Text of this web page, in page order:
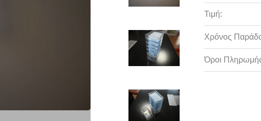
Τιμή:
Χρόνος
Όροι